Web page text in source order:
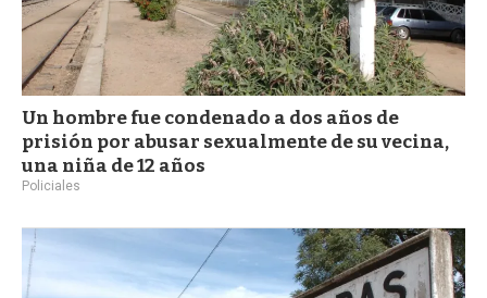
Un hombre fue condenado a dos años de
prisión por abusar sexualmente de su vecina,
una niña de 12 años
Policiales